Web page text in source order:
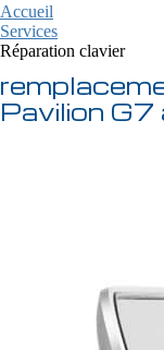
Accueil
Services
Réparation clavier
Pavilion G7